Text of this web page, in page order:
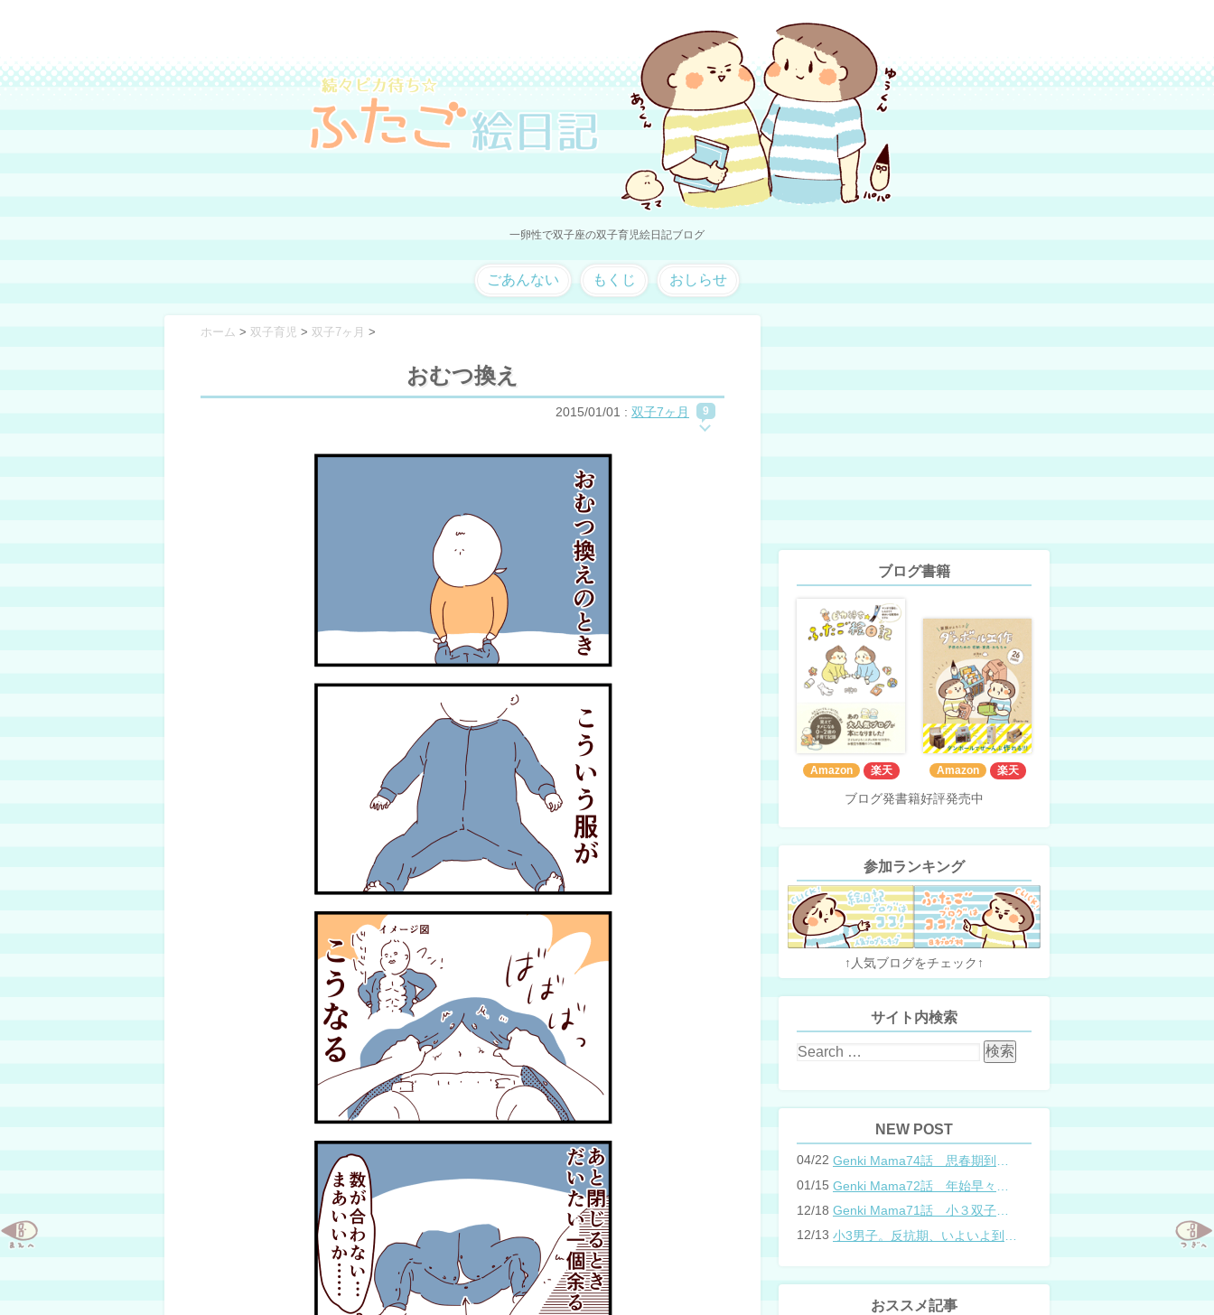
一卵性で双子座の双子育児絵日記ブログ
ごあんない もくじ おしらせ
ホーム > 双子育児 > 双子7ヶ月 >
おむつ換え
2015/01/01 : 双子7ヶ月 9
ブログ書籍
Amazon 楽天 Amazon 楽天
ブログ発書籍好評発売中
参加ランキング
↑人気ブログをチェック↑
サイト内検索
NEW POST
04/22
01/15
12/18
Genki Mama71話 小３双子、添い寝の限界…？
12/13
おススメ記事